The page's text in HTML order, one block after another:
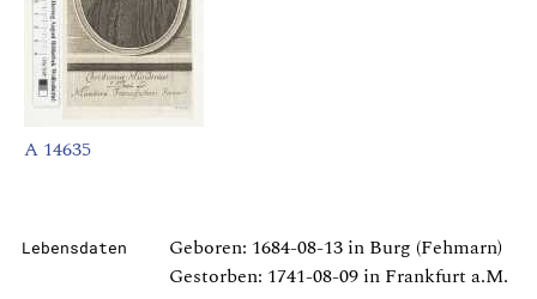
A 14635
Lebensdaten
Geboren: 1684-08-13 in Burg (Fehmarn)
Gestorben: 1741-08-09 in Frankfurt a.M.